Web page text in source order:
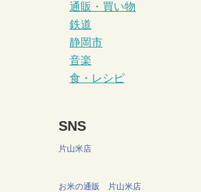
通販・買い物
鉄道
静岡市
音楽
食・レシピ
SNS
片山米店
お米の通販 片山米店